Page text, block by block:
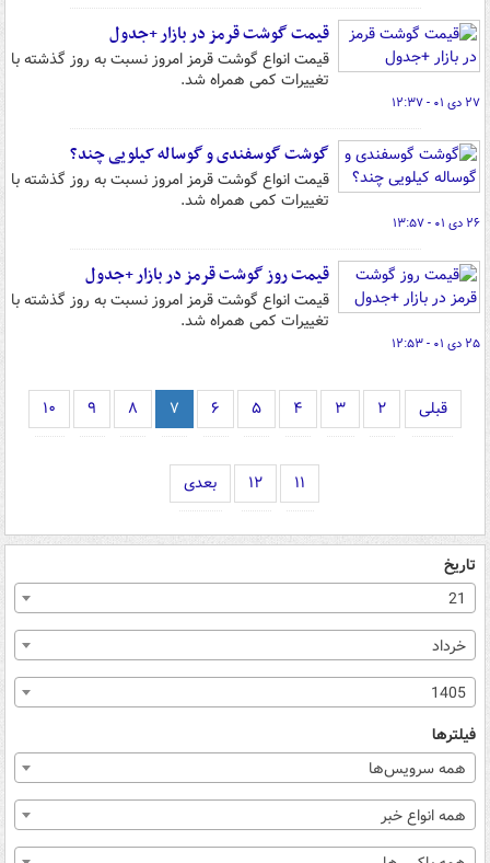
قیمت گوشت قرمز در بازار +جدول
قیمت انواع گوشت قرمز امروز نسبت به روز گذشته با
تغییرات کمی همراه شد.
۲۷ دی ۰۱ - ۱۲:۳۷
گوشت گوسفندی و گوساله کیلویی چند؟
قیمت انواع گوشت قرمز امروز نسبت به روز گذشته با
تغییرات کمی همراه شد.
۲۶ دی ۰۱ - ۱۳:۵۷
قیمت روز گوشت قرمز در بازار +جدول
قیمت انواع گوشت قرمز امروز نسبت به روز گذشته با
تغییرات کمی همراه شد.
۲۵ دی ۰۱ - ۱۲:۵۳
قبلی ۲ ۳ ۴ ۵ ۶ ۷ ۸ ۹ ۱۰
۱۱ ۱۲ بعدی
تاریخ
21
خرداد
1405
فیلترها
همه سرویس‌ها
همه انواع خبر